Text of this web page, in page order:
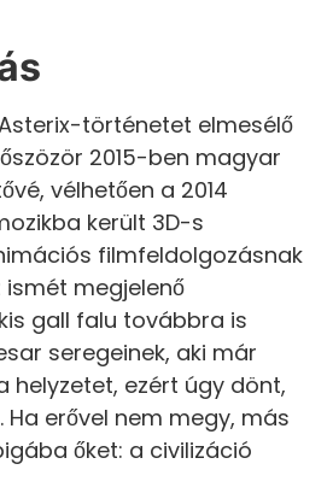
történetet elmesélő
2015-ben magyar
vélhetően a 2014
került 3D-s
filmfeldolgozásnak
ismét megjelenő
gall falu továbbra is
seregeinek, aki már
helyzetet, ezért úgy dönt,
erővel nem megy, más
őket: a civilizáció